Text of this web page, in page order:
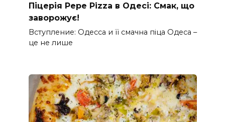
Піцерія Pepe Pizza в Одесі: Смак, що
заворожує!
Вступление: Одесса и її смачна піца Одеса –
це не лише